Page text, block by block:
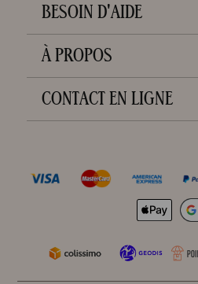
BESOIN D'AIDE
À PROPOS
CONTACT EN LIGNE